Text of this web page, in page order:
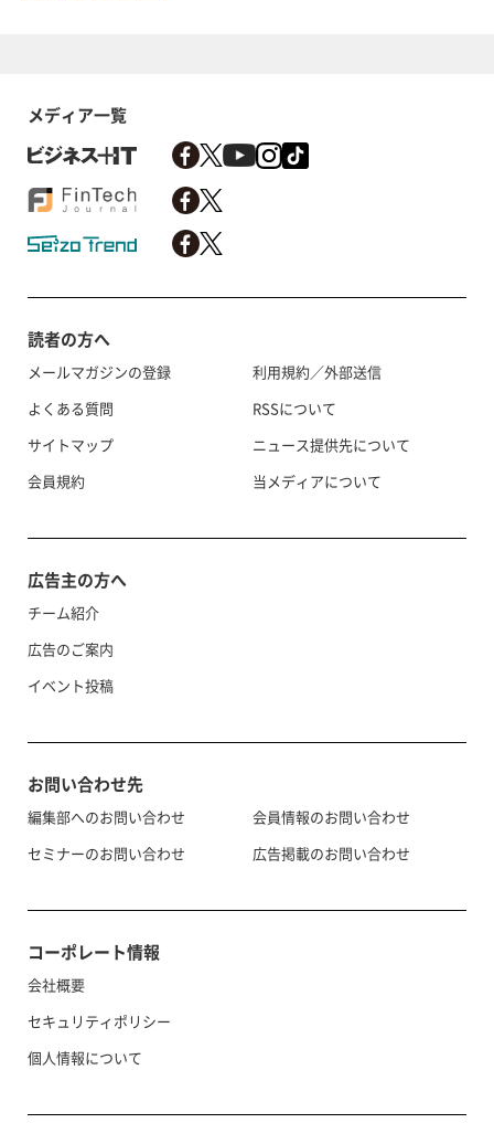
メディア一覧
読者の方へ
メールマガジンの登録
よくある質問
サイトマップ
会員規約
利用規約／外部送信
RSSについて
ニュース提供先について
当メディアについて
広告主の方へ
チーム紹介
広告のご案内
イベント投稿
お問い合わせ先
編集部へのお問い合わせ
セミナーのお問い合わせ
会員情報のお問い合わせ
広告掲載のお問い合わせ
コーポレート情報
会社概要
セキュリティポリシー
個人情報について